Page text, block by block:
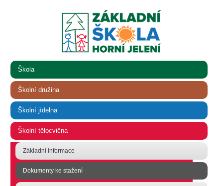
Škola
Školní družina
Školní jídelna
Školní tělocvična
Základní informace
Dokumenty ke stažení